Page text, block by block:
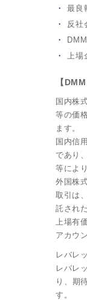
最良
反社
上場
【
国内株
等の価
ます。
国内信
であり
等によ
外国株
取引は
託され
上場有
アカウ
レバレ
レバレ
り、期
す。